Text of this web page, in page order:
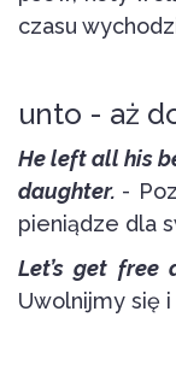
czasu
unto - aż
He left all his
daughter. -
pieniądze dla
Let’s get free
Uwolnijmy się